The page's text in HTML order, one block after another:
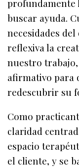
profundamente
buscar ayuda.
necesidades
reflexiva la
nuestro
afirmativo para
redescubrir su
Como
claridad
espacio
el cliente, y se